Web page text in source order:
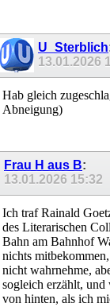
U_Sterblich
13.01.2026
Hab gleich
Abneigung)
Frau H aus B:
13.01.2026 15:32
Ich traf Rainald
des Literarischen
Bahn am Bahnhof
nichts
nicht wahrnehme,
sogleich erzählt,
von hinten, als ich